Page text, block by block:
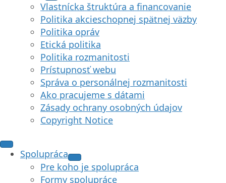
Vlastnícka štruktúra a financovanie
Politika akcieschopnej spätnej väzby
Politika opráv
Etická politika
Politika rozmanitosti
Prístupnosť webu
Správa o personálnej rozmanitosti
Ako pracujeme s dátami
Zásady ochrany osobných údajov
Copyright Notice
Spolupráca
Pre koho je spolupráca
Formy spolupráce